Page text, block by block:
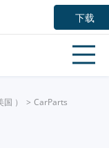
下载
） CarParts